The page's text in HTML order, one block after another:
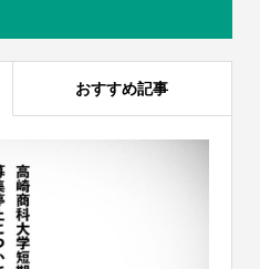
おすすめ記事